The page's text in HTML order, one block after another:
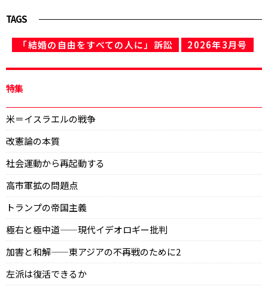
TAGS
「結婚の自由をすべての人に」訴訟 2026年3月号
特集
米＝イスラエルの戦争
改憲論の本質
社会運動から再起動する
高市軍拡の問題点
トランプの帝国主義
極右と極中道——現代イデオロギー批判
加害と和解——東アジアの不再戦のために2
左派は復活できるか